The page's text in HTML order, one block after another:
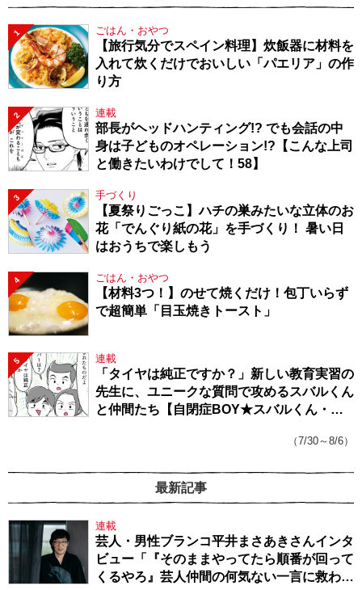
1 ごはん・おやつ
【旅行気分でスペイン料理】炊飯器に材料を
入れて炊くだけでおいしい「パエリア」の作
り方
2 連載
部長がヘッドハンティング!? でも会話の中
身は子どものオペレーション!?【こんな上司
と働きたいわけでして！58】
3 手づくり
【夏祭りごっこ】ハチの巣みたいな立体のお
花「でんぐり紙の花」を手づくり！ 暑い日
はおうちで楽しもう
4 ごはん・おやつ
【材料3つ！】のせて焼くだけ！包丁いらず
で超簡単「目玉焼きトースト」
5 連載
「タイヤは純正ですか？」新しい教育実習の
先生に、ユニークな質問で攻めるスバルくん
と仲間たち【自閉症BOY★スバルくん・
（7/30～8/6）
最新記事
連載
芸人・男性ブランコ平井まさあきさんインタ
ビュー「『そのままやってたら順番が回って
くるやろ』芸人仲間の何気ない一言に救われ